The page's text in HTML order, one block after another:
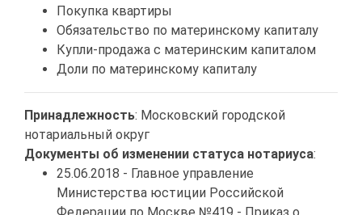
Покупка квартиры
Обязательство по материнскому капиталу
Купли-продажа с материнским капиталом
Доли по материнскому капиталу
Принадлежность: Московский городской
нотариальный округ
Документы об изменении статуса нотариуса:
25.06.2018 - Главное управление
Министерства юстиции Российской
Федерации по Москве №419 - Приказ о